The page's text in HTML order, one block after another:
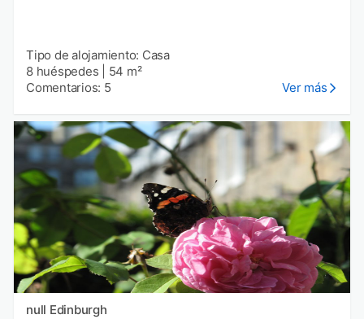
Tipo de alojamiento: Casa
8 huéspedes
54 m²
Comentarios: 5
Ver más
null Edinburgh